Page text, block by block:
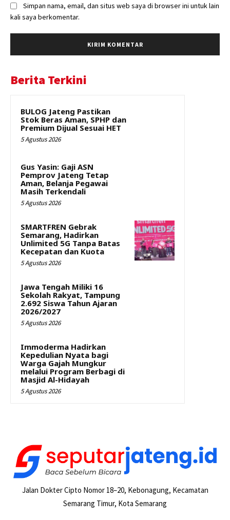
Simpan nama, email, dan situs web saya di browser ini untuk lain
kali saya berkomentar.
Berita Terkini
BULOG Jateng Pastikan
Stok Beras Aman, SPHP dan
Premium Dijual Sesuai HET
5 Agustus 2026
Gus Yasin: Gaji ASN
Pemprov Jateng Tetap
Aman, Belanja Pegawai
Masih Terkendali
5 Agustus 2026
SMARTFREN Gebrak
Semarang, Hadirkan
Unlimited 5G Tanpa Batas
Kecepatan dan Kuota
5 Agustus 2026
Jawa Tengah Miliki 16
Sekolah Rakyat, Tampung
2.692 Siswa Tahun Ajaran
2026/2027
5 Agustus 2026
Immoderma Hadirkan
Kepedulian Nyata bagi
Warga Gajah Mungkur
melalui Program Berbagi di
Masjid Al-Hidayah
5 Agustus 2026
Jalan Dokter Cipto Nomor 18–20, Kebonagung, Kecamatan
Semarang Timur, Kota Semarang